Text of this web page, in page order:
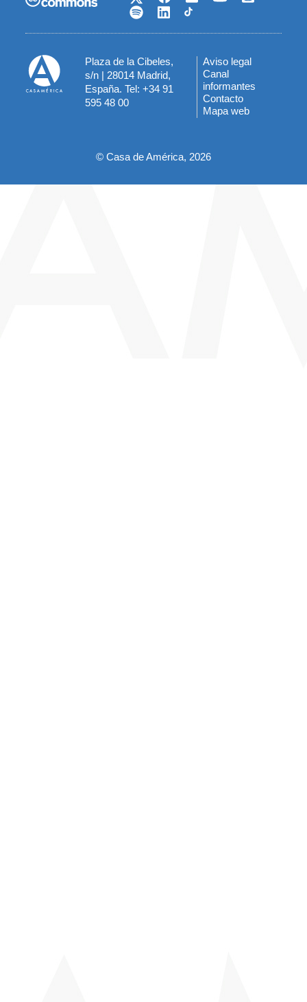
Plaza de la Cibeles,
s/n | 28014 Madrid,
España. Tel: +34 91
595 48 00
Menú
del
pie
Aviso legal
Canal
informantes
Contacto
Mapa web
© Casa de América, 2026